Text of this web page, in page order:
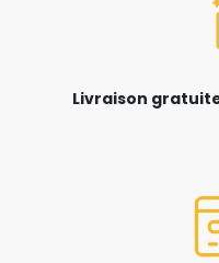
Livraison